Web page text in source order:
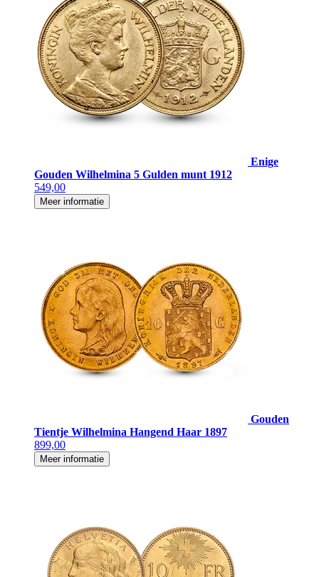
Enige
Gouden Wilhelmina 5 Gulden munt 1912
549,00
Meer informatie
Gouden
Tientje Wilhelmina Hangend Haar 1897
899,00
Meer informatie